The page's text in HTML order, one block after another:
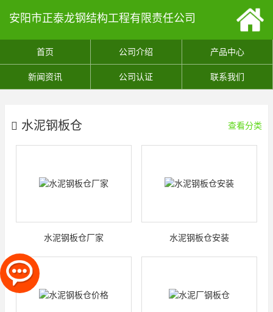
安阳市正泰龙钢结构工程有限责任公司
首页 公司介绍 产品中心
新闻资讯 公司认证 联系我们
水泥钢板仓 查看分类
水泥钢板仓厂家 水泥钢板仓安装